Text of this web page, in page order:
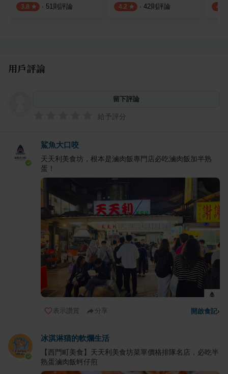
3.8 · 51則評論 4.2 · 42則評論 4.3
用戶評論
留下評論
給予評分
鯊魚大口咬
天天利美食坊，根本是滷肉飯專門店必吃滷肉飯加半熟
蛋！
表示讚賞 分享 開啟食記›
冰淇淋猫的軟爛生活
【西門町美食】天天利美食坊菜單價格排隊名店，必吃半
熟蛋滷肉飯蚵仔煎